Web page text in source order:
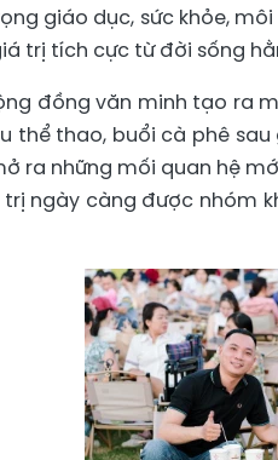
giáo dục, sức khỏe,
trị tích cực từ đời sống
đồng văn minh tạo ra
thể thao, buổi cà phê
ra những mối quan hệ
ngày càng được nhóm